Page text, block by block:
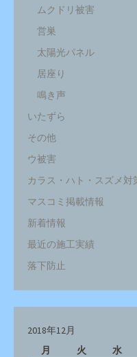
ムクドリ被害
営巣
太陽光パネル
居座り
鳴き声
いたずら
その他
ウ被害
カラス・ハト・スズメ対
マスコミ掲載情報
新着情報
最近の施工実績
落下防止
2018年12月
月
火 水